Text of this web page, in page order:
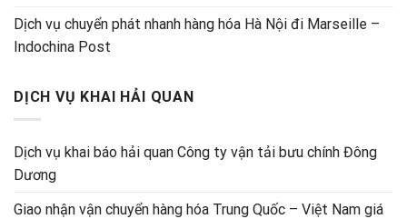
Dịch vụ chuyển phát nhanh hàng hóa Hà Nội đi Marseille –
Indochina Post
DỊCH VỤ KHAI HẢI QUAN
Dịch vụ khai báo hải quan Công ty vận tải bưu chính Đông
Dương
Giao nhận vận chuyển hàng hóa Trung Quốc – Việt Nam giá